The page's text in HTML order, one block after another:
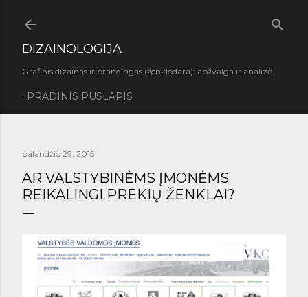
DIZAINOLOGIJA
Grafinis dizainas ir brandingas (ženklodara): apžvalga ir analizė.
PRADINIS PUSLAPIS
balandžio 29, 2015
AR VALSTYBINĖMS ĮMONĖMS
REIKALINGI PREKIŲ ŽENKLAI?